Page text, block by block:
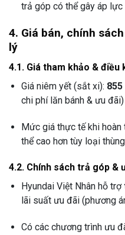
trả góp có thể gây áp lực
4. Giá bán, chính
lý
4.1. Giá tham khảo & điều
Giá niêm yết (sắt xi):
chi phí lăn bánh & ưu đãi)
Mức giá thực tế khi hoàn
thể cao hơn tùy loại
4.2. Chính sách trả góp &
Hyundai Việt Nhân hỗ trợ
lãi suất ưu đãi (phương
Có các chương trình ưu